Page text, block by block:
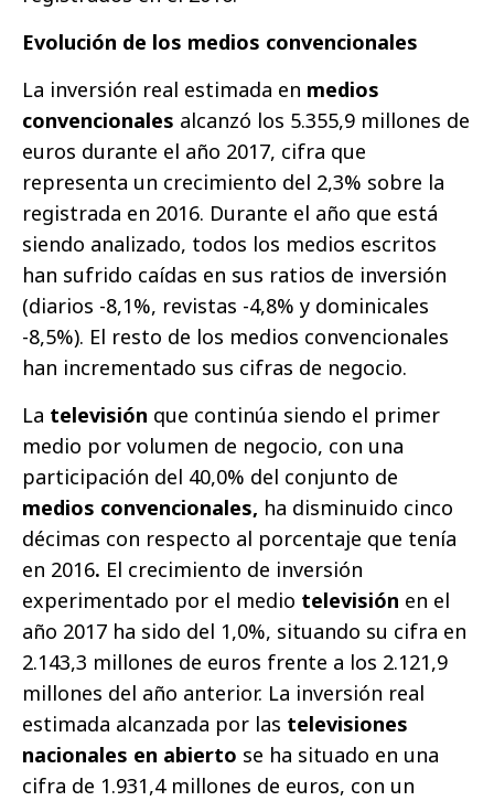
Evolución de los medios convencionales
La inversión real estimada en medios
convencionales alcanzó los 5.355,9 millones de
euros durante el año 2017, cifra que
representa un crecimiento del 2,3% sobre la
registrada en 2016. Durante el año que está
siendo analizado, todos los medios escritos
han sufrido caídas en sus ratios de inversión
(diarios -8,1%, revistas -4,8% y dominicales
-8,5%). El resto de los medios convencionales
han incrementado sus cifras de negocio.
La televisión que continúa siendo el primer
medio por volumen de negocio, con una
participación del 40,0% del conjunto de
medios convencionales, ha disminuido cinco
décimas con respecto al porcentaje que tenía
en 2016. El crecimiento de inversión
experimentado por el medio televisión en el
año 2017 ha sido del 1,0%, situando su cifra en
2.143,3 millones de euros frente a los 2.121,9
millones del año anterior. La inversión real
estimada alcanzada por las televisiones
nacionales en abierto se ha situado en una
cifra de 1.931,4 millones de euros, con un